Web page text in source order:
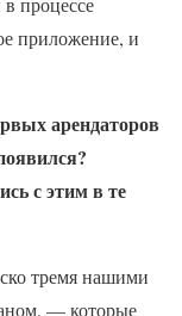
приложение, и
арендаторов
с этим в те
тремя нашими
— которые